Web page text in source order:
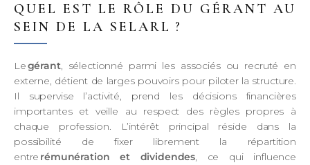
QUEL EST LE RÔLE DU GÉRANT AU
SEIN DE LA SELARL ?
Legérant, sélectionné parmi les associés ou recruté en
externe, détient de larges pouvoirs pour piloter la structure.
Il supervise l’activité, prend les décisions financières
importantes et veille au respect des règles propres à
chaque profession. L’intérêt principal réside dans la
possibilité de fixer librement la répartition
entre rémunération et dividendes, ce qui influence